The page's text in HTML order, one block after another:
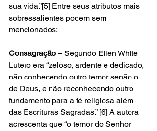
sua vida.”[5] Entre seus atributos mais
sobressalientes podem sem
mencionados:
Consagração – Segundo Ellen White
Lutero era “zeloso, ardente e dedicado,
não conhecendo outro temor senão o
de Deus, e não reconhecendo outro
fundamento para a fé religiosa além
das Escrituras Sagradas.” [6] A autora
acrescenta que “o temor do Senhor